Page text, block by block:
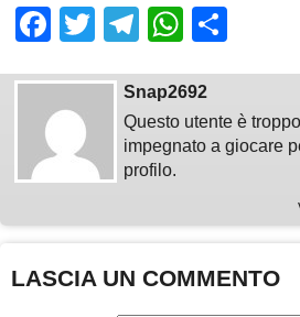
Facebook
TwitterTelegram
Snap2692
Questo utente è
impegnato a giocare
profilo.
LASCIA UN COMMENTO